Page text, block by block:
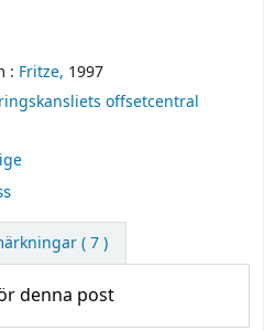
: Fritze, 1997
offsetcentral
( 7 )
denna post